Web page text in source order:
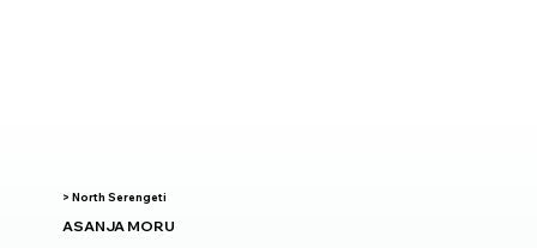
> North Serengeti
ASANJA MORU